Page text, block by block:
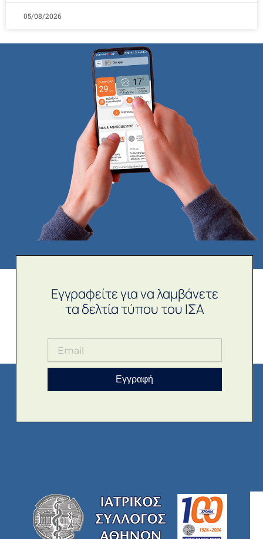
05/08/2026
Εγγραφείτε για να λαμβάνετε
τα δελτία τύπου του ΙΣΑ
Εγγραφή